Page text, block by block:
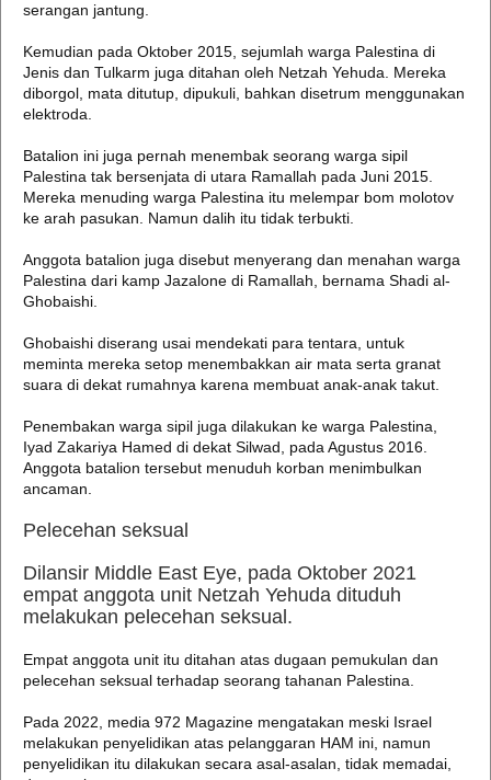
serangan jantung.
Kemudian pada Oktober 2015, sejumlah warga Palestina di
Jenis dan Tulkarm juga ditahan oleh Netzah Yehuda. Mereka
diborgol, mata ditutup, dipukuli, bahkan disetrum menggunakan
elektroda.
Batalion ini juga pernah menembak seorang warga sipil
Palestina tak bersenjata di utara Ramallah pada Juni 2015.
Mereka menuding warga Palestina itu melempar bom molotov
ke arah pasukan. Namun dalih itu tidak terbukti.
Anggota batalion juga disebut menyerang dan menahan warga
Palestina dari kamp Jazalone di Ramallah, bernama Shadi al-
Ghobaishi.
Ghobaishi diserang usai mendekati para tentara, untuk
meminta mereka setop menembakkan air mata serta granat
suara di dekat rumahnya karena membuat anak-anak takut.
Penembakan warga sipil juga dilakukan ke warga Palestina,
Iyad Zakariya Hamed di dekat Silwad, pada Agustus 2016.
Anggota batalion tersebut menuduh korban menimbulkan
ancaman.
Pelecehan seksual
Dilansir Middle East Eye, pada Oktober 2021
empat anggota unit Netzah Yehuda dituduh
melakukan pelecehan seksual.
Empat anggota unit itu ditahan atas dugaan pemukulan dan
pelecehan seksual terhadap seorang tahanan Palestina.
Pada 2022, media 972 Magazine mengatakan meski Israel
melakukan penyelidikan atas pelanggaran HAM ini, namun
penyelidikan itu dilakukan secara asal-asalan, tidak memadai,